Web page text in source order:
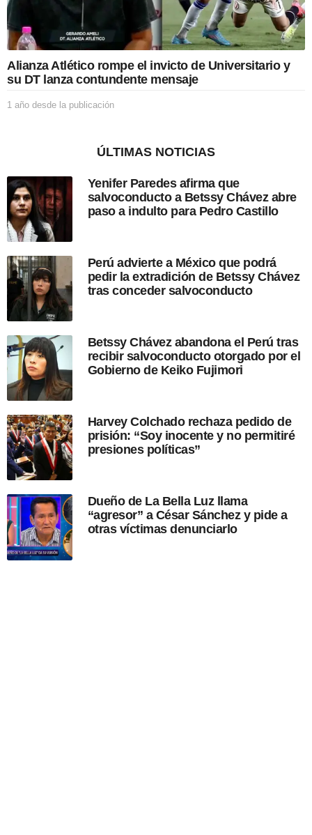
i
c
n
Alianza Atlético rompe el invicto de Universitario y
su DT lanza contundente mensaje
1 año desde la publicación
d
s
d
e
u
b
l
c
i
ó
ÚLTIMAS NOTICIAS
Yenifer Paredes afirma que
salvoconducto a Betssy Chávez abre
paso a indulto para Pedro Castillo
Perú advierte a México que podrá
pedir la extradición de Betssy Chávez
tras conceder salvoconducto
Betssy Chávez abandona el Perú tras
recibir salvoconducto otorgado por el
Gobierno de Keiko Fujimori
Harvey Colchado rechaza pedido de
prisión: “Soy inocente y no permitiré
presiones políticas”
Dueño de La Bella Luz llama
“agresor” a César Sánchez y pide a
otras víctimas denunciarlo